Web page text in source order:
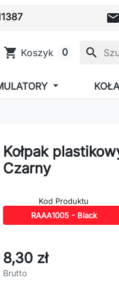
mail
shopping_cart Koszyk 0 search
Kołpak
Czarny
Kod Produktu
RAAA1005 - Black
8,30 zł
Brutto